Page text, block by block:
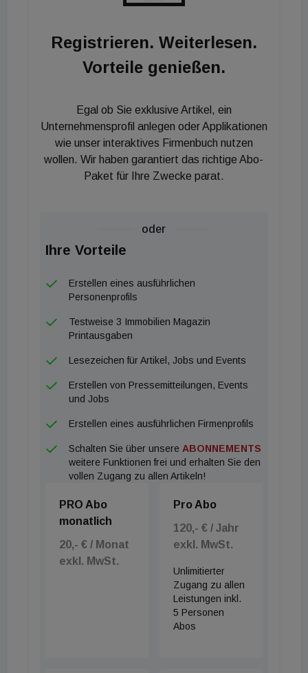
erfolgreichen Übernahme vollzogen würde. Bleibt
Angebot nach den Angebotsbedingungen nicht
vollzogen werden und S Immo-Aktionäre hätten
Höhe von 22,25 Euro je Aktie zu profitieren. Die S
Immo lehnt das Übernahmeangebot ab und rät den
Aktionären, dieses abzulehnen. Die S Immo führt
ihrerseits ein mögliches Stand-alone-Szenario ins
Treffen und die Möglichkeit, im Falle des Scheiterns
Registrieren. Weiterlesen.
Vorteile genießen.
Egal ob Sie exklusive Artikel, ein
Unternehmensprofil anlegen oder Applikationen
wie unser interaktives Firmenbuch nutzen
wollen. Wir haben garantiert das richtige Abo-
Paket für Ihre Zwecke parat.
oder
Ihre Vorteile
Erstellen eines ausführlichen
Personenprofils
Testweise 3 Immobilien Magazin
Printausgaben
Lesezeichen für Artikel, Jobs und Events
Erstellen von Pressemitteilungen, Events
und Jobs
Erstellen eines ausführlichen Firmenprofils
Schalten Sie über unsere ABONNEMENTS
weitere Funktionen frei und erhalten Sie den
vollen Zugang zu allen Artikeln!
PRO Abo
monatlich
20,- € / Monat
exkl. MwSt.
Pro Abo
120,- € / Jahr
exkl. MwSt.
Unlimitierter
Zugang zu allen
Leistungen inkl.
5 Personen
Abos